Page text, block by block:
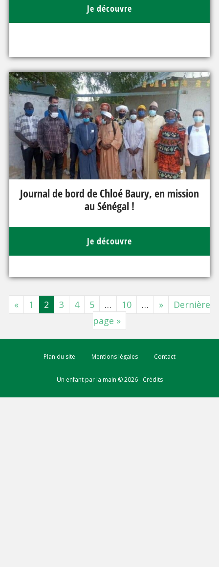
Je découvre
Journal de bord de Chloé Baury, en mission
au Sénégal !
Je découvre
« 1 2 3 4 5 … 10 … »
Dernière
page »
Plan du site Mentions légales Contact
Un enfant par la main © 2026 - Crédits